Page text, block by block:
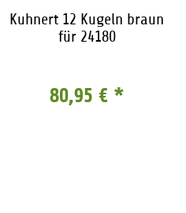
Kuhnert 12 Kugeln braun
für 24180
80,95 € *